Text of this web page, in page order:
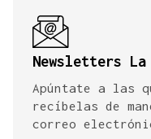
Newsletters La
Apúntate a las
recíbelas de
correo